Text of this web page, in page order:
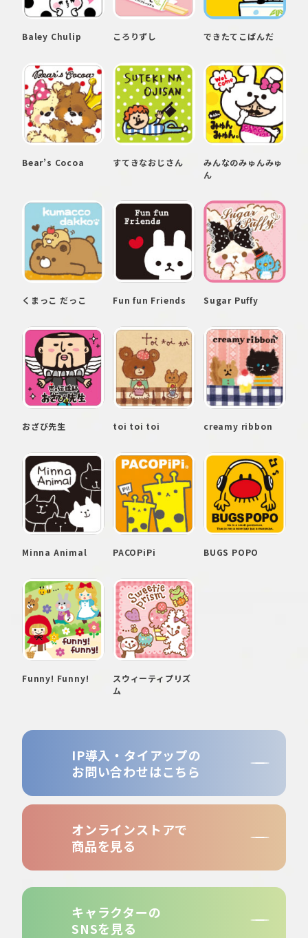
Baley Chulip ころりずし できたてこぱんだ
Bear’s Cocoa すてきなおじさん
みんなのみゅんみゅ
ん
くまっこ だっこ Fun fun Friends Sugar Puffy
おざび先生 toi toi toi creamy ribbon
Minna Animal PACOPiPi BUGS POPO
Funny! Funny!
スウィーティプリズ
ム
IP導入・タイアップの
お問い合わせはこちら
オンラインストアで
商品を見る
キャラクターの
SNSを見る